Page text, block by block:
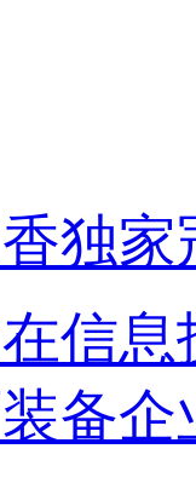
独家
信
备企